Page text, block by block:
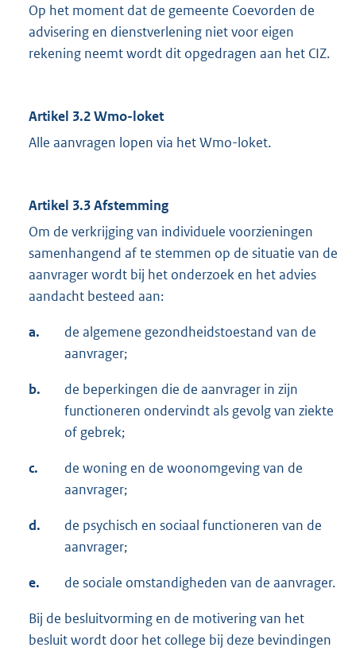
Op het moment dat de gemeente Coevorden de
advisering en dienstverlening niet voor eigen
rekening neemt wordt dit opgedragen aan het CIZ.
Artikel 3.2 Wmo-loket
Alle aanvragen lopen via het Wmo-loket.
Artikel 3.3 Afstemming
Om de verkrijging van individuele voorzieningen
samenhangend af te stemmen op de situatie van de
aanvrager wordt bij het onderzoek en het advies
aandacht besteed aan:
a.
de algemene gezondheidstoestand van de
aanvrager;
b.
de beperkingen die de aanvrager in zijn
functioneren ondervindt als gevolg van ziekte
of gebrek;
c.
de woning en de woonomgeving van de
aanvrager;
d.
de psychisch en sociaal functioneren van de
aanvrager;
e. de sociale omstandigheden van de aanvrager.
Bij de besluitvorming en de motivering van het
besluit wordt door het college bij deze bevindingen